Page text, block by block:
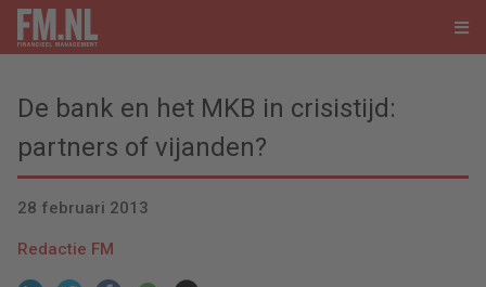
De bank en het MKB in crisistijd:
partners of vijanden?
28 februari 2013
Redactie FM